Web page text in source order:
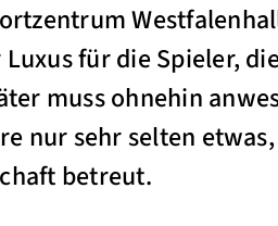
für die Spieler,
muss ohnehin
nur sehr selten
betreut.